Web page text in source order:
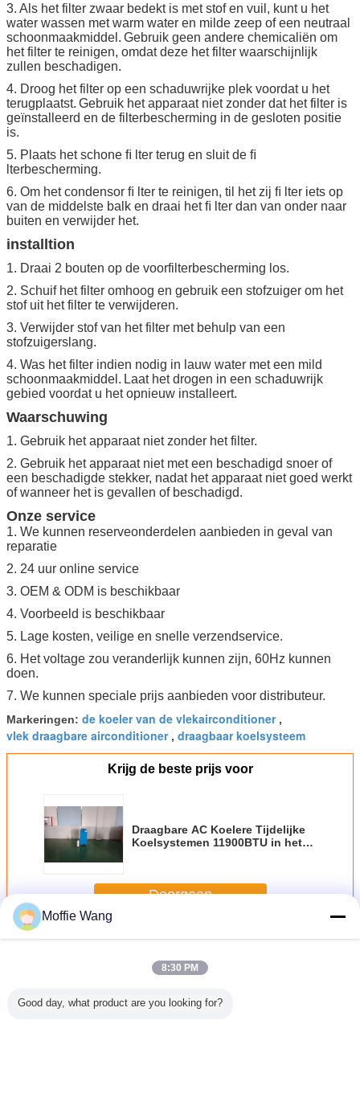
3. Als het filter zwaar bedekt is met stof en vuil, kunt u het
water wassen met warm water en milde zeep of een neutraal
schoonmaakmiddel. Gebruik geen andere chemicaliën om
het filter te reinigen, omdat deze het filter waarschijnlijk
zullen beschadigen.
4. Droog het filter op een schaduwrijke plek voordat u het
terugplaatst. Gebruik het apparaat niet zonder dat het filter is
geïnstalleerd en de filterbescherming in de gesloten positie
is.
5. Plaats het schone ﬁ lter terug en sluit de ﬁ
lterbescherming.
6. Om het condensor ﬁ lter te reinigen, til het zij ﬁ lter iets op
van de middelste balk en draai het ﬁ lter dan van onder naar
buiten en verwijder het.
installtion
1. Draai 2 bouten op de voorfilterbescherming los.
2. Schuif het filter omhoog en gebruik een stofzuiger om het
stof uit het filter te verwijderen.
3. Verwijder stof van het filter met behulp van een
stofzuigerslang.
4. Was het filter indien nodig in lauw water met een mild
schoonmaakmiddel. Laat het drogen in een schaduwrijk
gebied voordat u het opnieuw installeert.
Waarschuwing
1. Gebruik het apparaat niet zonder het filter.
2. Gebruik het apparaat niet met een beschadigd snoer of
een beschadigde stekker, nadat het apparaat niet goed werkt
of wanneer het is gevallen of beschadigd.
Onze service
1. We kunnen reserveonderdelen aanbieden in geval van
reparatie
2. 24 uur online service
3. OEM & ODM is beschikbaar
4. Voorbeeld is beschikbaar
5. Lage kosten, veilige en snelle verzendservice.
6. Het voltage zou veranderlijk kunnen zijn, 60Hz kunnen
doen.
7. We kunnen speciale prijs aanbieden voor distributeur.
Markeringen: de koeler van de vlekairconditioner,
vlek draagbare airconditioner, draagbaar koelsysteem
Krijg de beste prijs voor
Draagbare AC Koelere Tijdelijke
Koelsystemen 11900BTU in het
Doorgaan
MeerDe Koeler van de vleklucht
Moffie Wang
8:30 PM
Good day, what product are you looking for?